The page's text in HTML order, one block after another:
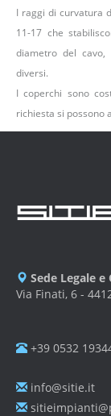
I raggi di curvatura
11-17 che
diametro del
diversi.
I coperchi sono
richiesta si possono
Sede Legale
Via Finati, 6 -
+39 0532
info@sitie.it